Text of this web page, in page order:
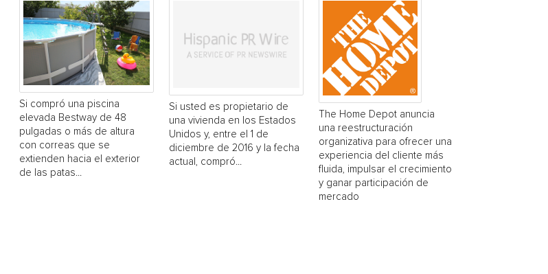
Si compró una piscina
elevada Bestway de 48
pulgadas o más de altura
con correas que se
extienden hacia el exterior
de las patas...
Si usted es propietario de
una vivienda en los Estados
Unidos y, entre el 1 de
diciembre de 2016 y la fecha
actual, compró...
The Home Depot anuncia
una reestructuración
organizativa para ofrecer una
experiencia del cliente más
fluida, impulsar el crecimiento
y ganar participación de
mercado